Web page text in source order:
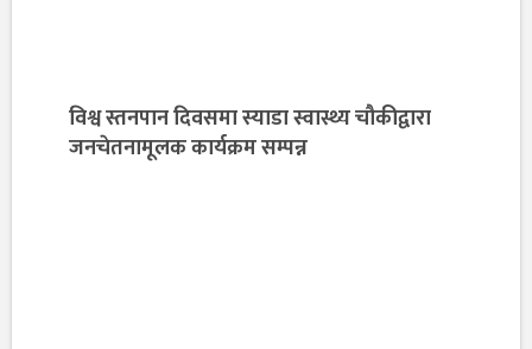
विश्व स्तनपान दिवसमा स्याडा स्वास्थ्य चौकीद्वारा
जनचेतनामूलक कार्यक्रम सम्पन्न